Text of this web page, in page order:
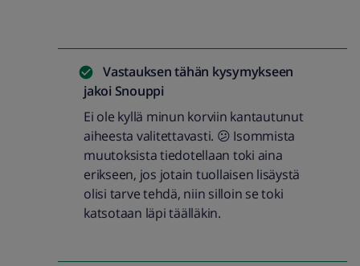
Vastauksen tähän kysymykseen
jakoi Snouppi
Ei ole kyllä minun korviin kantautunut
aiheesta valitettavasti. 😕 Isommista
muutoksista tiedotellaan toki aina
erikseen, jos jotain tuollaisen lisäystä
olisi tarve tehdä, niin silloin se toki
katsotaan läpi täälläkin.